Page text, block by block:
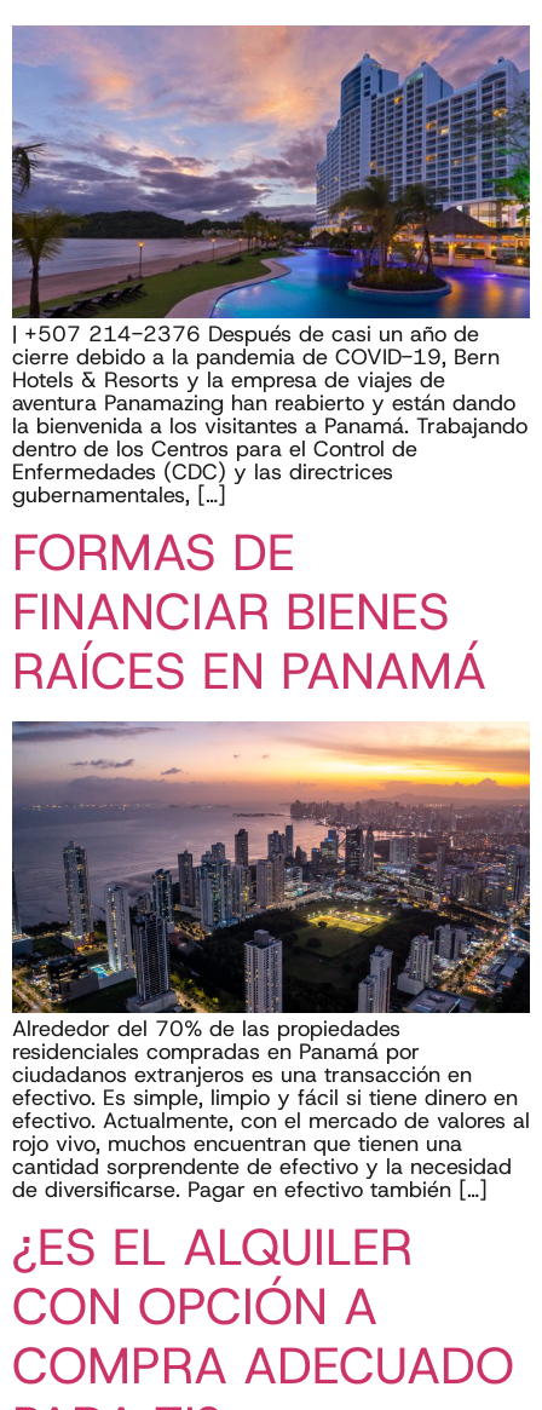
| +507 214-2376 Después de casi un año de
cierre debido a la pandemia de COVID-19, Bern
Hotels & Resorts y la empresa de viajes de
aventura Panamazing han reabierto y están dando
la bienvenida a los visitantes a Panamá. Trabajando
dentro de los Centros para el Control de
Enfermedades (CDC) y las directrices
gubernamentales, […]
FORMAS DE
FINANCIAR BIENES
RAÍCES EN PANAMÁ
Alrededor del 70% de las propiedades
residenciales compradas en Panamá por
ciudadanos extranjeros es una transacción en
efectivo. Es simple, limpio y fácil si tiene dinero en
efectivo. Actualmente, con el mercado de valores al
rojo vivo, muchos encuentran que tienen una
cantidad sorprendente de efectivo y la necesidad
de diversificarse. Pagar en efectivo también […]
¿ES EL ALQUILER
CON OPCIÓN A
COMPRA ADECUADO